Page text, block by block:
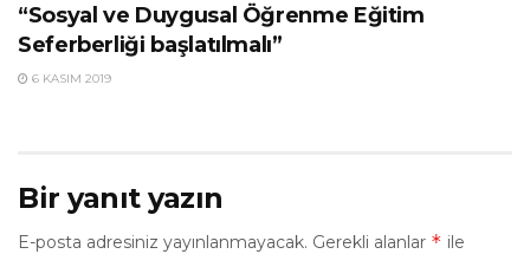
“Sosyal ve Duygusal Öğrenme Eğitim
Seferberliği başlatılmalı”
6 KASIM 2019
Bir yanıt yazın
E-posta adresiniz yayınlanmayacak. Gerekli alanlar * ile